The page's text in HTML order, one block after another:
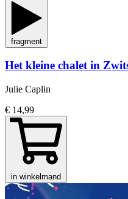
fragment
Het kleine chalet in
Julie Caplin
€ 14,99
in winkelmand